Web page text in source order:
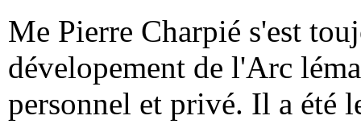
Me Pierre Charpié s'est
dévelopement de l'Arc
personnel et privé. Il a été